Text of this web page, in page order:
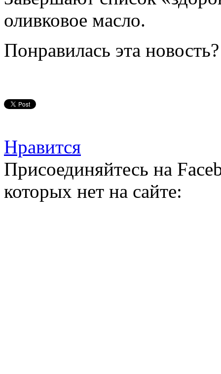
оливковое масло.
Понравилась эта
Нравится
Присоединяйтесь на
которых нет на сайте: